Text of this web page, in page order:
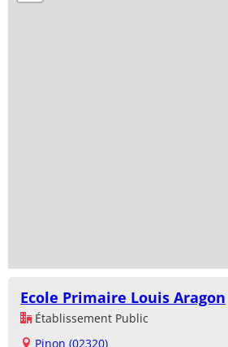
Ecole Primaire Louis Aragon
Établissement Public
Pinon (02320)